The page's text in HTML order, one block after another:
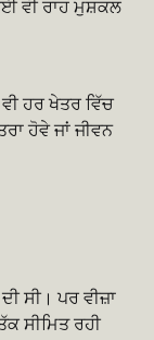
ਵੀ ਰਾਹ ਮੁਸ਼ਕਲ
ਹਰ ਖੇਤਰ ਵਿੱਚ
ਹੋਵੇ ਜਾਂ ਜੀਵਨ
ਸੀ। ਪਰ ਵੀਜ਼ਾ
ਸੀਮਿਤ ਰਹੀ